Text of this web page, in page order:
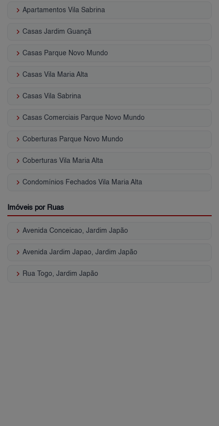
keyboard_arrow_right Apartamentos Vila Sabrina
keyboard_arrow_right Casas Jardim Guançã
keyboard_arrow_right Casas Parque Novo Mundo
keyboard_arrow_right Casas Vila Maria Alta
keyboard_arrow_right Casas Vila Sabrina
keyboard_arrow_right Casas Comerciais Parque Novo Mundo
keyboard_arrow_right Coberturas Parque Novo Mundo
keyboard_arrow_right Coberturas Vila Maria Alta
keyboard_arrow_right Condomínios Fechados Vila Maria Alta
Imóveis por Ruas
keyboard_arrow_right Avenida Conceicao, Jardim Japão
keyboard_arrow_right Avenida Jardim Japao, Jardim Japão
keyboard_arrow_right Rua Togo, Jardim Japão